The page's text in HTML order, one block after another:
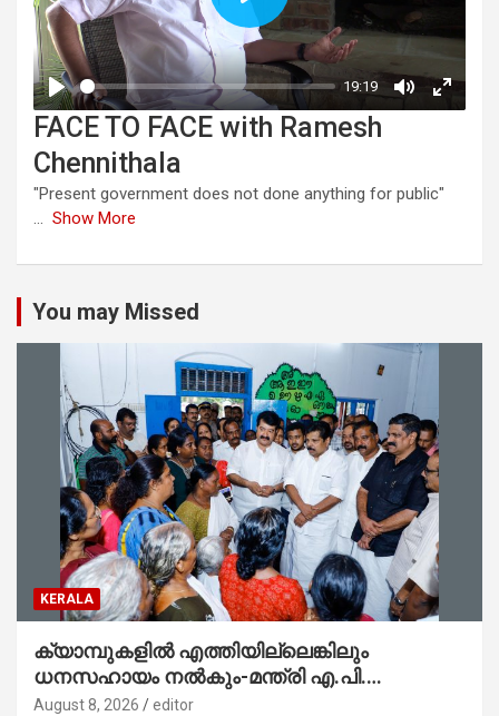
FACE TO FACE with Ramesh
Chennithala
"Present government does not done anything for public"
... Show More
You may Missed
KERALA
ക്യാമ്പുകളിൽ എത്തിയില്ലെങ്കിലും
ധനസഹായം നൽകും-മന്ത്രി എ.പി.
അനിൽകുമാർ
August 8, 2026 editor